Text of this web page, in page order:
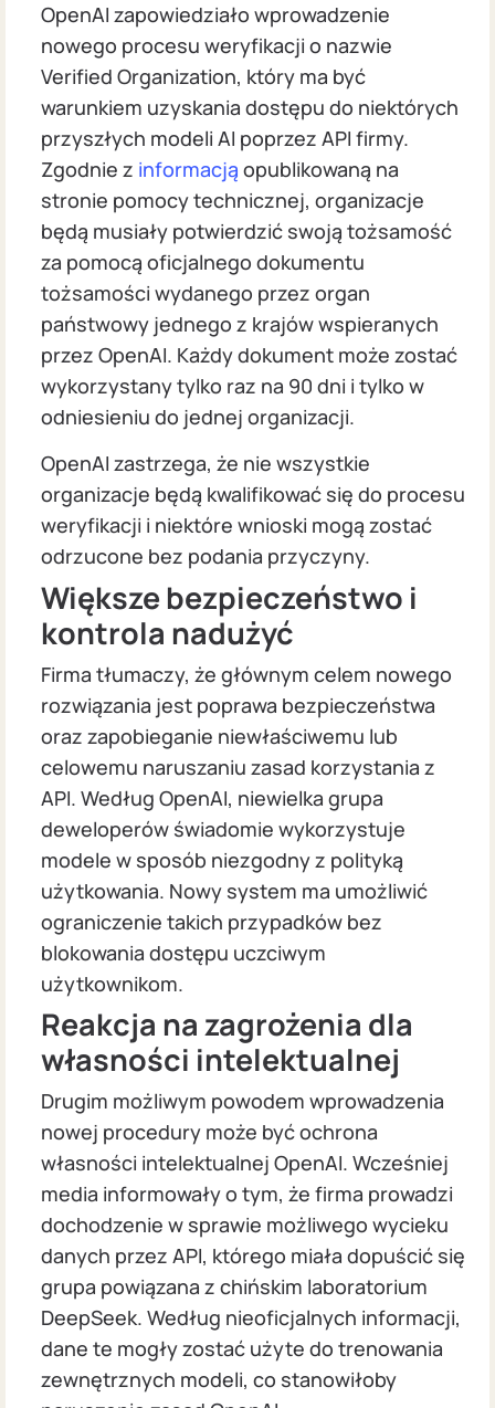
OpenAI zapowiedziało wprowadzenie
nowego procesu weryfikacji o nazwie
Verified Organization, który ma być
warunkiem uzyskania dostępu do niektórych
przyszłych modeli AI poprzez API firmy.
Zgodnie z informacją opublikowaną na
stronie pomocy technicznej, organizacje
będą musiały potwierdzić swoją tożsamość
za pomocą oficjalnego dokumentu
tożsamości wydanego przez organ
państwowy jednego z krajów wspieranych
przez OpenAI. Każdy dokument może zostać
wykorzystany tylko raz na 90 dni i tylko w
odniesieniu do jednej organizacji.
OpenAI zastrzega, że nie wszystkie
organizacje będą kwalifikować się do procesu
weryfikacji i niektóre wnioski mogą zostać
odrzucone bez podania przyczyny.
Większe bezpieczeństwo i
kontrola nadużyć
Firma tłumaczy, że głównym celem nowego
rozwiązania jest poprawa bezpieczeństwa
oraz zapobieganie niewłaściwemu lub
celowemu naruszaniu zasad korzystania z
API. Według OpenAI, niewielka grupa
deweloperów świadomie wykorzystuje
modele w sposób niezgodny z polityką
użytkowania. Nowy system ma umożliwić
ograniczenie takich przypadków bez
blokowania dostępu uczciwym
użytkownikom.
Reakcja na zagrożenia dla
własności intelektualnej
Drugim możliwym powodem wprowadzenia
nowej procedury może być ochrona
własności intelektualnej OpenAI. Wcześniej
media informowały o tym, że firma prowadzi
dochodzenie w sprawie możliwego wycieku
danych przez API, którego miała dopuścić się
grupa powiązana z chińskim laboratorium
DeepSeek. Według nieoficjalnych informacji,
dane te mogły zostać użyte do trenowania
zewnętrznych modeli, co stanowiłoby